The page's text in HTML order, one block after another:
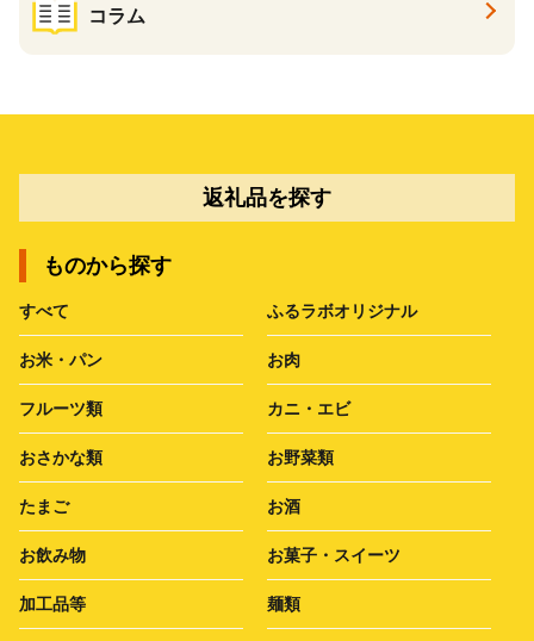
コラム
返礼品を探す
ものから探す
すべて ふるラボオリジナル
お米・パン お肉
フルーツ類 カニ・エビ
おさかな類 お野菜類
たまご お酒
お飲み物 お菓子・スイーツ
加工品等 麺類